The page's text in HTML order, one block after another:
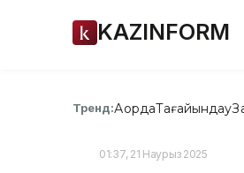
KAZINFORM
Тренд:АқордаТағайындау
01:37, 21 Наурыз 2025